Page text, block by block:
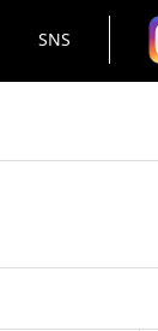
SNS